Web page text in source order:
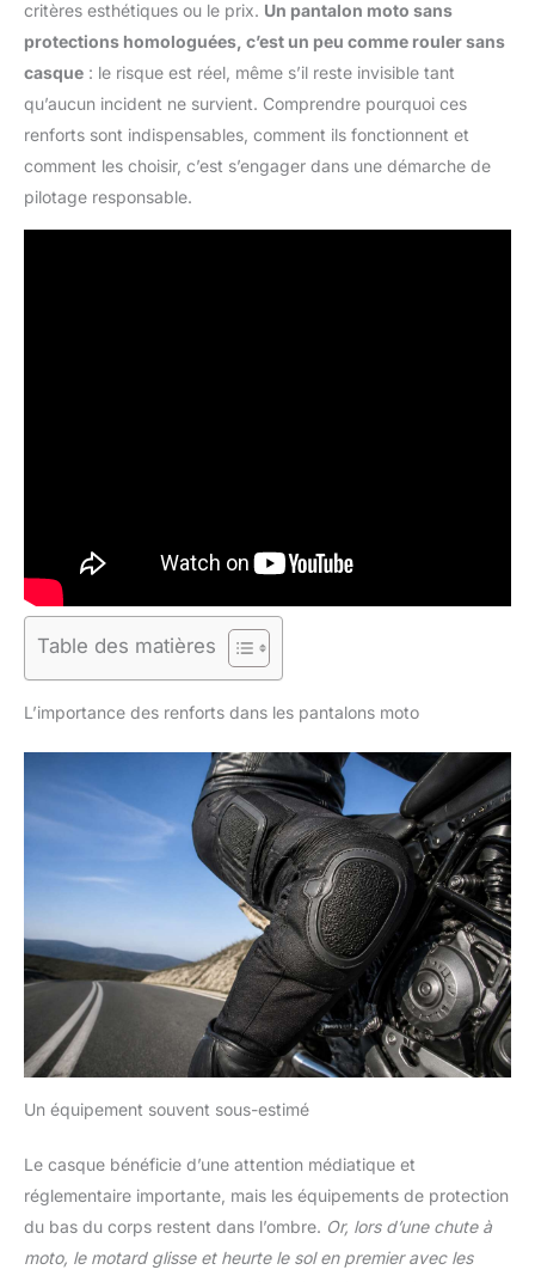
critères esthétiques ou le prix. Un pantalon moto sans
protections homologuées, c’est un peu comme rouler sans
casque : le risque est réel, même s’il reste invisible tant
qu’aucun incident ne survient. Comprendre pourquoi ces
renforts sont indispensables, comment ils fonctionnent et
comment les choisir, c’est s’engager dans une démarche de
pilotage responsable.
Table des matières
L’importance des renforts dans les pantalons moto
Un équipement souvent sous-estimé
Le casque bénéficie d’une attention médiatique et
réglementaire importante, mais les équipements de protection
du bas du corps restent dans l’ombre. Or, lors d’une chute à
moto, le motard glisse et heurte le sol en premier avec les